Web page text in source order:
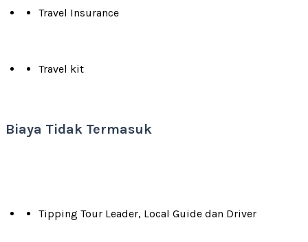
Travel Insurance
Travel kit
Biaya Tidak Termasuk
Tipping Tour Leader, Local Guide dan Driver